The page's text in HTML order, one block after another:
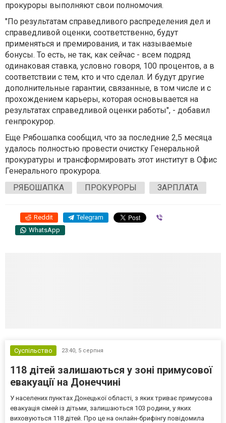
прокуроры выполняют свои полномочия.
"По результатам справедливого распределения дел и
справедливой оценки, соответственно, будут
применяться и премирования, и так называемые
бонусы. То есть, не так, как сейчас - всем подряд
одинаковая ставка, условно говоря, 100 процентов, а в
соответствии с тем, кто и что сделал. И будут другие
дополнительные гарантии, связанные, в том числе и с
прохождением карьеры, которая основывается на
результатах справедливой оценки работы", - добавил
генпрокурор.
Еще Рябошапка сообщил, что за последние 2,5 месяца
удалось полностью провести очистку Генеральной
прокуратуры и трансформировать этот институт в Офис
Генерального прокурора.
РЯБОШАПКА
ПРОКУРОРЫ ЗАРПЛАТА
Reddit Telegram
WhatsApp
Суспільство 23:40, 5 серпня
118 дітей залишаються у зоні примусової
евакуації на Донеччині
У населених пунктах Донецької області, з яких триває примусова
евакуація сімей із дітьми, залишаються 103 родини, у яких
виховуються 118 дітей. Про це на онлайн-брифінгу повідомила